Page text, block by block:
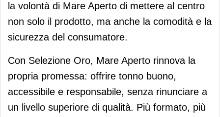
la volontà di Mare Aperto di mettere al centro
non solo il prodotto, ma anche la comodità e la
sicurezza del consumatore.
Con Selezione Oro, Mare Aperto rinnova la
propria promessa: offrire tonno buono,
accessibile e responsabile, senza rinunciare a
un livello superiore di qualità. Più formato, più